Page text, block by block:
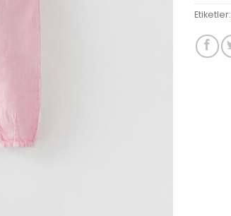
Etiketler: